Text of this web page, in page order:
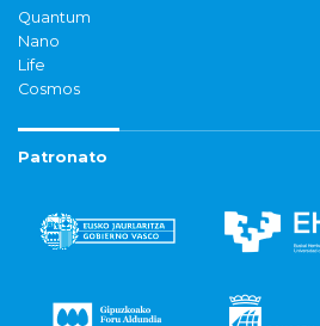
Quantum
Nano
Life
Cosmos
Patronato